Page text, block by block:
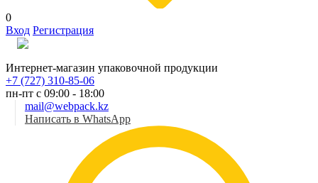
0
Вход Регистрация
Интернет-магазин упаковочной продукции
+7 (727) 310-85-06
пн-пт с 09:00 - 18:00
mail@webpack.kz
Написать в WhatsApp